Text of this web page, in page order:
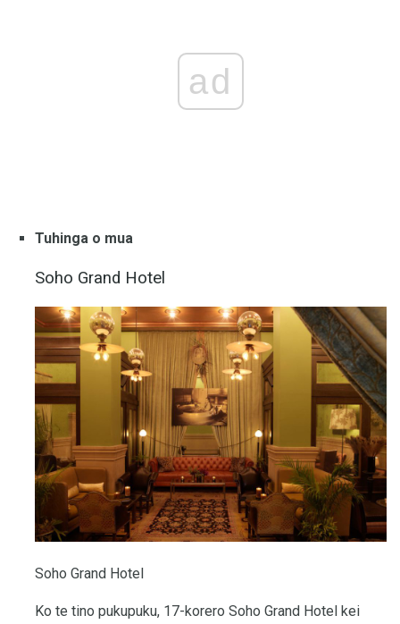
ad
Tuhinga o mua
Soho Grand Hotel
Soho Grand Hotel
Ko te tino pukupuku, 17-korero Soho Grand Hotel kei